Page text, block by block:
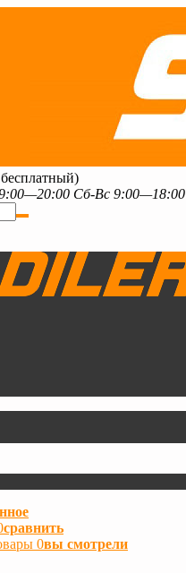
Сб-Вс 9:00—18:00
сравнить
0вы смотрели